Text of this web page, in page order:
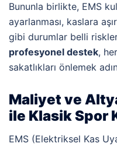
Bununla birlikte, EMS
ayarlanması, kaslara
gibi durumlar belli riskler
profesyonel destek,
sakatlıkları önlemek
Maliyet ve
ile Klasik Spor
EMS (Elektriksel Kas